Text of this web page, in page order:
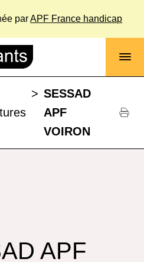
parAPF France handicap
> SESSAD
APF
VOIRON
APF